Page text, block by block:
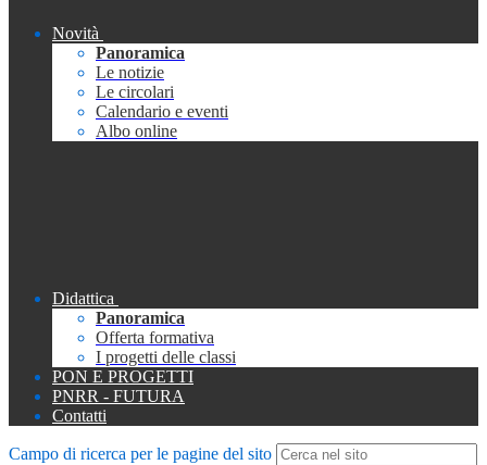
Novità
Panoramica
Le notizie
Le circolari
Calendario e eventi
Albo online
Didattica
Panoramica
Offerta formativa
I progetti delle classi
PON E PROGETTI
PNRR - FUTURA
Contatti
Campo di ricerca per le pagine del sito